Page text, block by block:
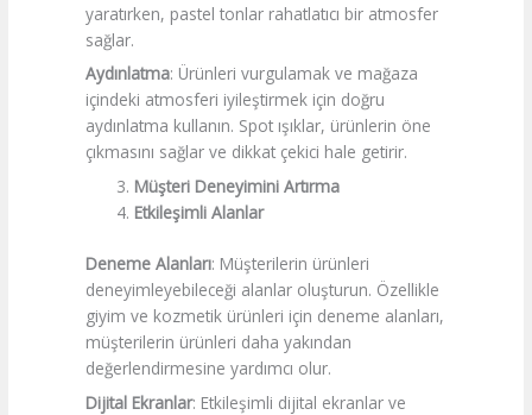
yaratırken, pastel tonlar rahatlatıcı bir atmosfer
sağlar.
Aydınlatma: Ürünleri vurgulamak ve mağaza
içindeki atmosferi iyileştirmek için doğru
aydınlatma kullanın. Spot ışıklar, ürünlerin öne
çıkmasını sağlar ve dikkat çekici hale getirir.
Müşteri Deneyimini Artırma
Etkileşimli Alanlar
Deneme Alanları: Müşterilerin ürünleri
deneyimleyebileceği alanlar oluşturun. Özellikle
giyim ve kozmetik ürünleri için deneme alanları,
müşterilerin ürünleri daha yakından
değerlendirmesine yardımcı olur.
Dijital Ekranlar: Etkileşimli dijital ekranlar ve